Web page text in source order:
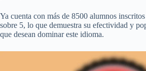
Ya cuenta con más de 8500 alumnos
sobre 5, lo que demuestra su efectividad y
que desean dominar este idioma.